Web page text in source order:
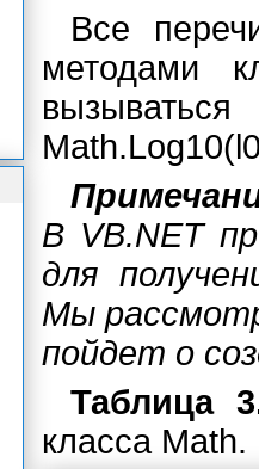
Все
методами
В VB.NET
для
Мы
пойдет о
Таблица
класса Math.